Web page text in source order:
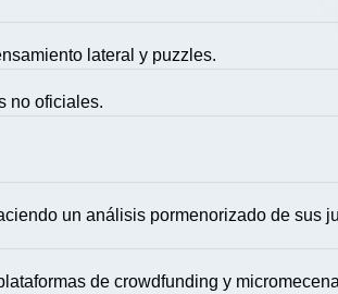
lateral y puzzles.
no oficiales.
un análisis pormenorizado de sus
de crowdfunding y